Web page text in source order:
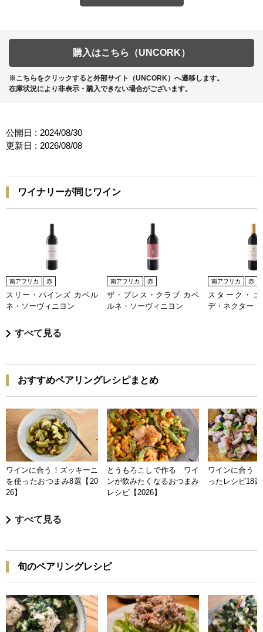
購入はこちら（UNCORK）
※こちらをクリックすると外部サイト（UNCORK）へ遷移します。
在庫状況により非表示・購入できない場合がございます。
公開日 : 2024/08/30
更新日 : 2026/08/08
ワイナリーが同じワイン
南アフリカ 赤
スリー・パインズ カベル
ネ・ソーヴィニヨン
南アフリカ 赤
ザ・プレス・クラブ カベ
ルネ・ソーヴィニヨン
南アフリカ 赤
スターク・
デ・ネクター
すべて見る
おすすめペアリングレシピまとめ
ワインに合う！ズッキーニ
を使ったおつまみ8選【20
26】
とうもろこしで作る ワイ
ンが飲みたくなるおつまみ
レシピ【2026】
ワインに合う
ったレシピ18
すべて見る
旬のペアリングレシピ